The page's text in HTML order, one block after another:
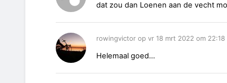
dat zou dan Loenen aan de vecht
rowingvictor op vr 18 mrt 2022 om 22:18
Helemaal goed...